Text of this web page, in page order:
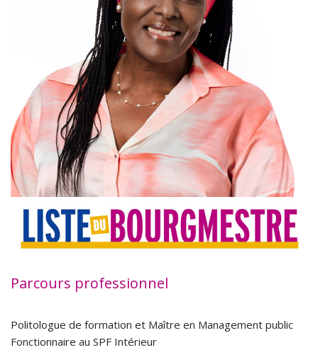
Parcours professionnel
Politologue de formation et Maître en Management public
Fonctionnaire au SPF Intérieur